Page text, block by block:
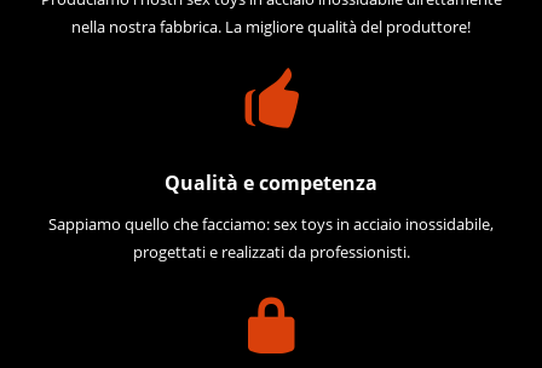
nella nostra fabbrica. La migliore qualità del produttore!
Qualità e competenza
Sappiamo quello che facciamo: sex toys in acciaio inossidabile,
progettati e realizzati da professionisti.